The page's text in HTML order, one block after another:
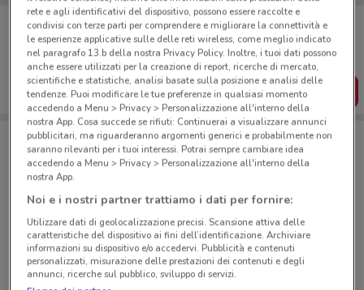
Porta DoveConviene sempre con te!
Puoi trovare le migliori offerte dei negozi vicino a te,
salvarle e creare la tua lista del risparmio, comodamente
dal tuo cellulare.
SCARICA L’APP
Negozi Thun a Roma
© MapTiler © OpenStreetMap contributors
rete e agli identificativi del dispositivo, possono essere raccolte e
condivisi con terze parti per comprendere e migliorare la connettività e
le esperienze applicative sulle delle reti wireless, come meglio indicato
nel paragrafo 13.b della nostra Privacy Policy. Inoltre, i tuoi dati possono
anche essere utilizzati per la creazione di report, ricerche di mercato,
scientifiche e statistiche, analisi basate sulla posizione e analisi delle
tendenze. Puoi modificare le tue preferenze in qualsiasi momento
accedendo a Menu > Privacy > Personalizzazione all'interno della
nostra App. Cosa succede se rifiuti: Continuerai a visualizzare annunci
pubblicitari, ma riguarderanno argomenti generici e probabilmente non
saranno rilevanti per i tuoi interessi. Potrai sempre cambiare idea
accedendo a Menu > Privacy > Personalizzazione all'interno della
nostra App.
Noi e i nostri partner trattiamo i dati per fornire:
Utilizzare dati di geolocalizzazione precisi. Scansione attiva delle
caratteristiche del dispositivo ai fini dell’identificazione. Archiviare
informazioni su dispositivo e/o accedervi. Pubblicità e contenuti
personalizzati, misurazione delle prestazioni dei contenuti e degli
annunci, ricerche sul pubblico, sviluppo di servizi.